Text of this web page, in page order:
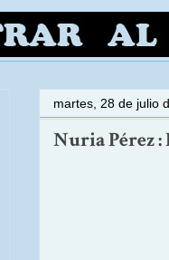
martes, 28 de julio
Nuria Pérez :